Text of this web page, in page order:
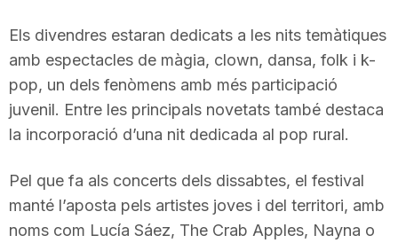
Els divendres estaran dedicats a les nits temàtiques
amb espectacles de màgia, clown, dansa, folk i k-
pop, un dels fenòmens amb més participació
juvenil. Entre les principals novetats també destaca
la incorporació d’una nit dedicada al pop rural.
Pel que fa als concerts dels dissabtes, el festival
manté l’aposta pels artistes joves i del territori, amb
noms com Lucía Sáez, The Crab Apples, Nayna o